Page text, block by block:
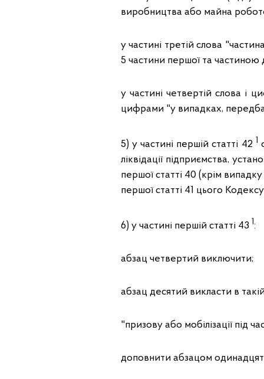
виробництва або майна
у частині третій слова
5 частини першої та частиною
у частині четвертій слова і
цифрами "у випадках,
5) у частині першій статті 42
ліквідації підприємства,
першої статті 40 (крім випадку
першої статті 41 цього
6) у частині першій статті 43 :
абзац четвертий виключити;
абзац десятий викласти в
"призову або мобілізації під
доповнити абзацом